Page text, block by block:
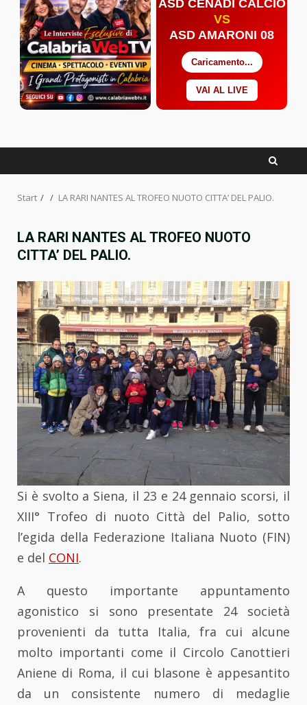
ASD CENADI CALCIO
VS
ASD AMARONI 08
Caricamento...
VAI AL LIVE
Start LA RARI NANTES AL TROFEO NUOTO CITTA’ DEL PALIO.
LA RARI NANTES AL TROFEO NUOTO
CITTA’ DEL PALIO.
Si è svolto a Siena, il 23 e 24 gennaio scorsi, il
XIII° Trofeo di nuoto Città del Palio, sotto
l’egida della Federazione Italiana Nuoto (FIN)
e del CONI.
A questo importante appuntamento
agonistico si sono presentate 24 società
provenienti da tutta Italia, fra cui alcune
molto importanti come il Circolo Canottieri
Aniene di Roma, il cui blasone è appesantito
da un consistente numero di medaglie